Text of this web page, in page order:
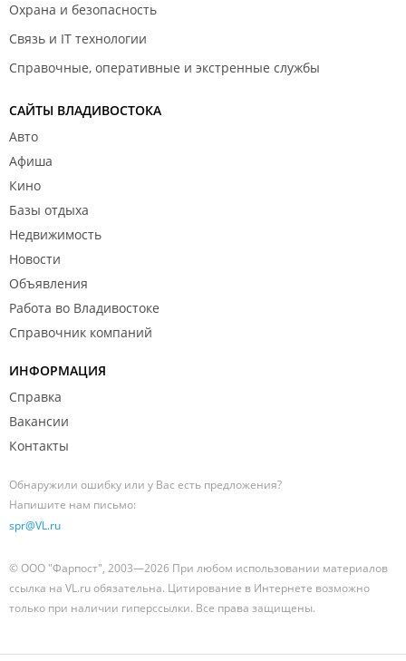
Охрана и безопасность
Связь и IT технологии
Справочные, оперативные и экстренные службы
САЙТЫ ВЛАДИВОСТОКА
Авто
Афиша
Кино
Базы отдыха
Недвижимость
Новости
Объявления
Работа во Владивостоке
Справочник компаний
ИНФОРМАЦИЯ
Справка
Вакансии
Контакты
Обнаружили ошибку или у Вас есть предложения?
Напишите нам письмо:
spr@VL.ru
© ООО "Фарпост", 2003—2026 При любом использовании материалов
ссылка на VL.ru обязательна. Цитирование в Интернете возможно
только при наличии гиперссылки. Все права защищены.